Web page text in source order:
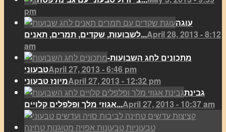
pm
עוגה
לשבועות, שקדים, תמרים, תאנים...April 28, 2013 - 8:12
am
מתכונים לחג השבועות-
טבעוניApril 27, 2013 - 6:46 pm
מיונז טבעוניApril 27, 2013 - 12:32 pm
גבינת
אגוזי מלך ופלפלים קלויים...April 27, 2013 - 10:37 am